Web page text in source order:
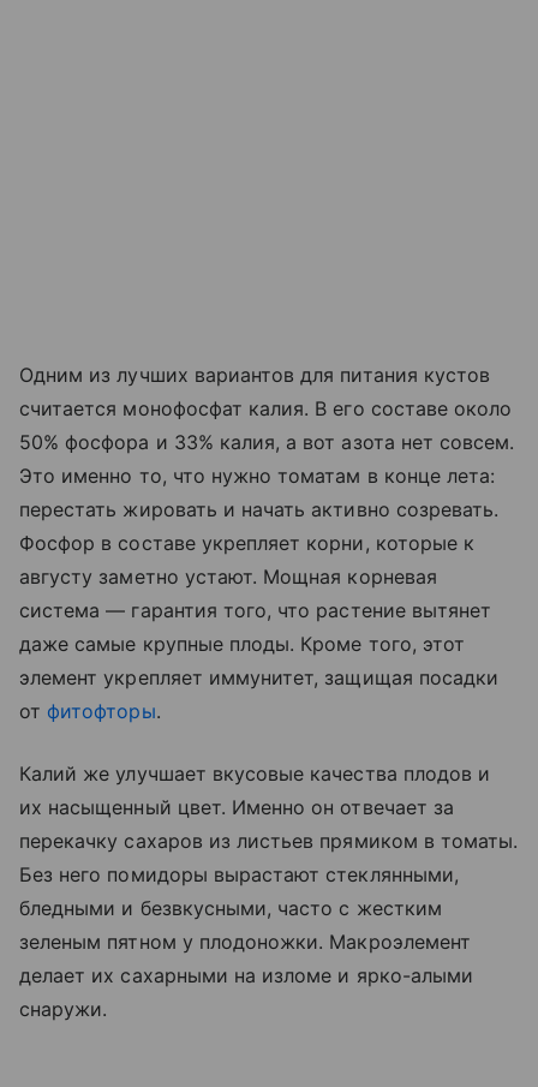
Одним из лучших вариантов для питания кустов
считается монофосфат калия. В его составе около
50% фосфора и 33% калия, а вот азота нет совсем.
Это именно то, что нужно томатам в конце лета:
перестать жировать и начать активно созревать.
Фосфор в составе укрепляет корни, которые к
августу заметно устают. Мощная корневая
система — гарантия того, что растение вытянет
даже самые крупные плоды. Кроме того, этот
элемент укрепляет иммунитет, защищая посадки
от фитофторы.
Калий же улучшает вкусовые качества плодов и
их насыщенный цвет. Именно он отвечает за
перекачку сахаров из листьев прямиком в томаты.
Без него помидоры вырастают стеклянными,
бледными и безвкусными, часто с жестким
зеленым пятном у плодоножки. Макроэлемент
делает их сахарными на изломе и ярко-алыми
снаружи.